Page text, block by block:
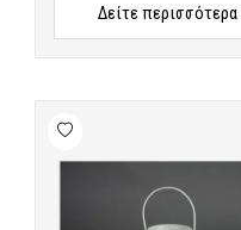
Δείτε περισσότερα